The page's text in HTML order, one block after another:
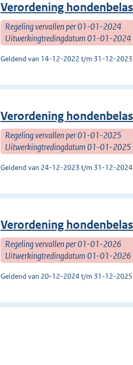
Verordening
Regeling vervallen per 01-01-2024
Uitwerkingtredingdatum 01-01-2024
Geldend van 14-12-2022 t/m 31-12-2023
Verordening
Regeling vervallen per 01-01-2025
Uitwerkingtredingdatum 01-01-2025
Geldend van 24-12-2023 t/m 31-12-2024
Verordening
Regeling vervallen per 01-01-2026
Uitwerkingtredingdatum 01-01-2026
Geldend van 20-12-2024 t/m 31-12-2025